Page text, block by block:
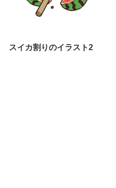
スイカ割りのイラスト2